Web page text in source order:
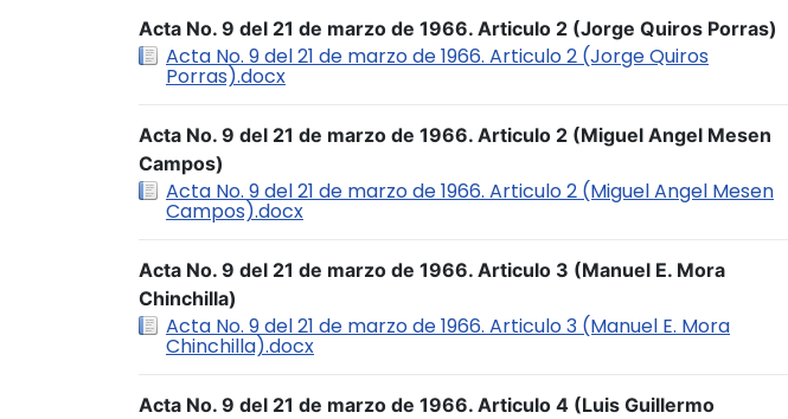
Acta No. 9 del 21 de marzo de 1966. Articulo 2 (Jorge Quiros Porras)
Acta No. 9 del 21 de marzo de 1966. Articulo 2 (Jorge Quiros
Porras).docx
Acta No. 9 del 21 de marzo de 1966. Articulo 2 (Miguel Angel Mesen
Campos)
Acta No. 9 del 21 de marzo de 1966. Articulo 2 (Miguel Angel Mesen
Campos).docx
Acta No. 9 del 21 de marzo de 1966. Articulo 3 (Manuel E. Mora
Chinchilla)
Acta No. 9 del 21 de marzo de 1966. Articulo 3 (Manuel E. Mora
Chinchilla).docx
Acta No. 9 del 21 de marzo de 1966. Articulo 4 (Luis Guillermo